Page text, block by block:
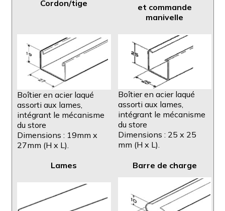
Cordon/tige et commande
manivelle
Boîtier en acier laqué
assorti aux lames,
intégrant le mécanisme
du store
Dimensions : 19mm x
27mm (H x L).
Boîtier en acier laqué
assorti aux lames,
intégrant le mécanisme
du store
Dimensions : 25 x 25
mm (H x L).
Lames Barre de charge